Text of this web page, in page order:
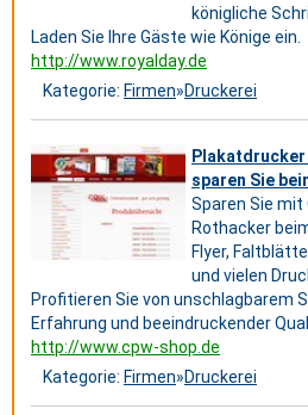
königliche
Laden Sie Ihre Gäste wie Könige ein.
http://www.royalday.de
Kategorie: Firmen»Druckerei
sparen Sie
Sparen Sie mit
Rothacker
Flyer,
und vielen
Profitieren Sie von unschlagbarem
Erfahrung und beeindruckender
http://www.cpw-shop.de
Kategorie: Firmen»Druckerei